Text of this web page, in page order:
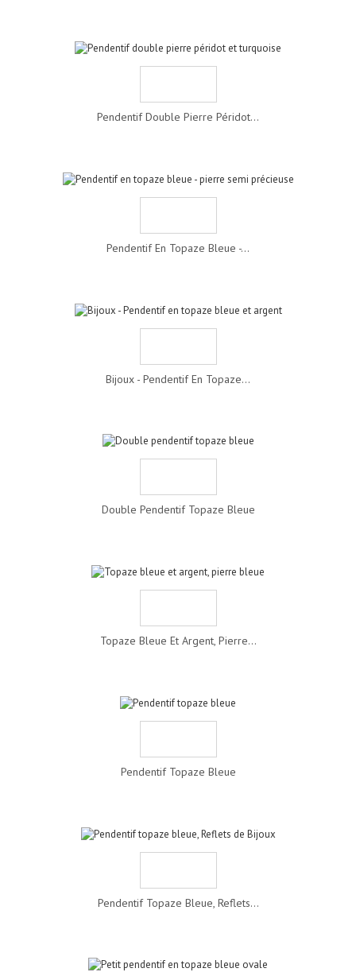
Pendentif Double Pierre Péridot...
Pendentif En Topaze Bleue -...
Bijoux - Pendentif En Topaze...
Double Pendentif Topaze Bleue
Topaze Bleue Et Argent, Pierre...
Pendentif Topaze Bleue
Pendentif Topaze Bleue, Reflets...